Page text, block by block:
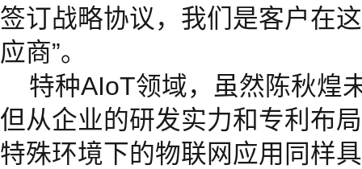
签订战略协议，我们是客户在
应商”。
特种AIoT领域，虽然陈秋煌
但从企业的研发实力和专利布
特殊环境下的物联网应用同样